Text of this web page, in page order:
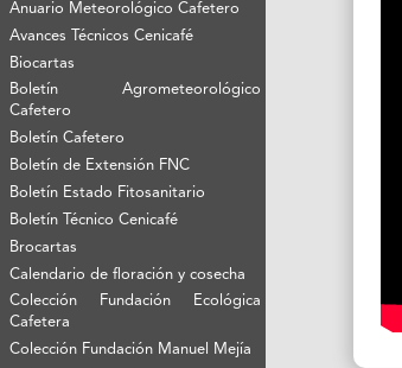
Anuario Meteorológico Cafetero
Avances Técnicos Cenicafé
Biocartas
Boletín Agrometeorológico
Cafetero
Boletín Cafetero
Boletín de Extensión FNC
Boletín Estado Fitosanitario
Boletín Técnico Cenicafé
Brocartas
Calendario de floración y cosecha
Colección Fundación Ecológica
Cafetera
Colección Fundación Manuel Mejía